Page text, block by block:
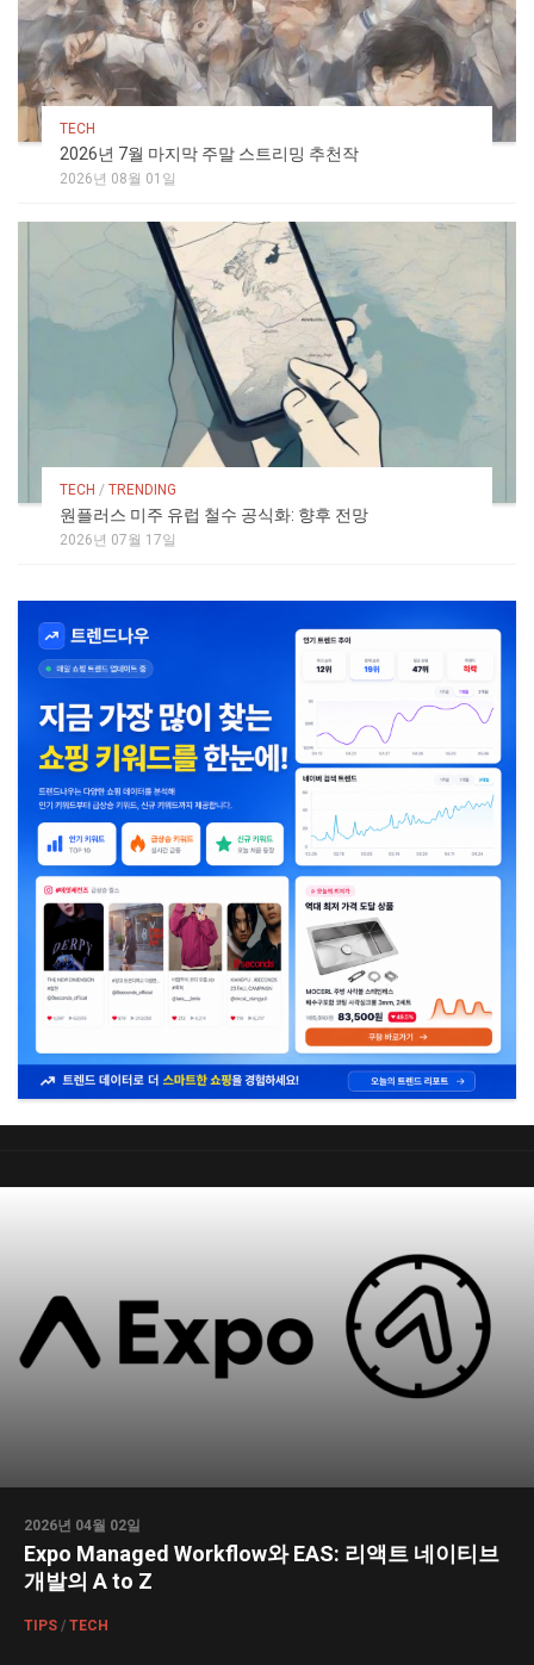
TECH
2026년 7월 마지막 주말 스트리밍 추천작
2026년 08월 01일
TECH / TRENDING
원플러스 미주 유럽 철수 공식화: 향후 전망
2026년 07월 17일
2026년 04월 02일
Expo Managed Workflow와 EAS: 리액트 네이티브
개발의 A to Z
TIPS / TECH